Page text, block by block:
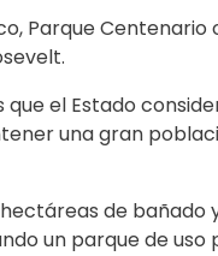
Parque Centenario
el Estado
una gran
de
un parque de